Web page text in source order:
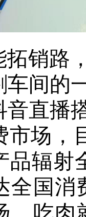
销路
间的
直播
市场，
品辐射
全国消
、吃肉